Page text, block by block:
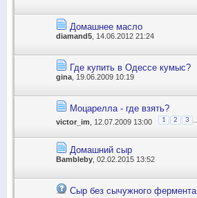
Домашнее масло
diamand5 , 14.06.2012 21:24
Где купить в Одессе кумыс?
gina , 19.06.2009 10:19
Моцарелла - где взять?
victor_im , 12.07.2009 13:00 1 2 3
Домашний сыр
Bambleby , 02.02.2015 13:52
Сыр без сычужного фермента